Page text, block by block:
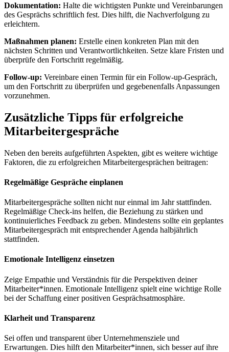
Dokumentation: Halte die wichtigsten Punkte und Vereinbarungen
des Gesprächs schriftlich fest. Dies hilft, die Nachverfolgung zu
erleichtern.
Maßnahmen planen: Erstelle einen konkreten Plan mit den
nächsten Schritten und Verantwortlichkeiten. Setze klare Fristen und
überprüfe den Fortschritt regelmäßig.
Follow-up: Vereinbare einen Termin für ein Follow-up-Gespräch,
um den Fortschritt zu überprüfen und gegebenenfalls Anpassungen
vorzunehmen.
Zusätzliche Tipps für erfolgreiche
Mitarbeitergespräche
Neben den bereits aufgeführten Aspekten, gibt es weitere wichtige
Faktoren, die zu erfolgreichen Mitarbeitergesprächen beitragen:
Regelmäßige Gespräche einplanen
Mitarbeitergespräche sollten nicht nur einmal im Jahr stattfinden.
Regelmäßige Check-ins helfen, die Beziehung zu stärken und
kontinuierliches Feedback zu geben. Mindestens sollte ein geplantes
Mitarbeitergespräch mit entsprechender Agenda halbjährlich
stattfinden.
Emotionale Intelligenz einsetzen
Zeige Empathie und Verständnis für die Perspektiven deiner
Mitarbeiter*innen. Emotionale Intelligenz spielt eine wichtige Rolle
bei der Schaffung einer positiven Gesprächsatmosphäre.
Klarheit und Transparenz
Sei offen und transparent über Unternehmensziele und
Erwartungen. Dies hilft den Mitarbeiter*innen, sich besser auf ihre